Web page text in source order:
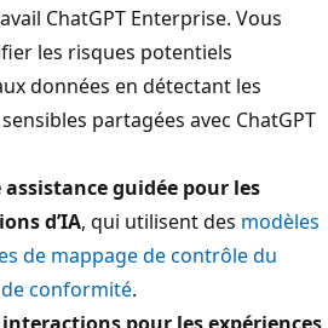
ChatGPT Enterprise. Vous
les risques potentiels
données en détectant les
partagées avec ChatGPT
guidée pour les
d’IA, qui utilisent des modèles
de mappage de contrôle du
conformité.